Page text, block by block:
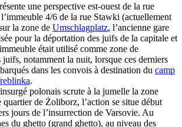
une perspective est-ouest de la rue
4/6 de la rue Stawki (actuellement
la zone de Umschlagplatz, l’ancienne gare
pour la déportation des juifs de la capitale et
était utilisé comme zone de
notamment la nuit, lorsque ces derniers
dans les convois à destination du camp
.
polonais scrute à la jumelle la zone
quartier de Żoliborz, l’action se situe début
jours de l’insurrection de Varsovie. Au
du ghetto (grand ghetto), au niveau des